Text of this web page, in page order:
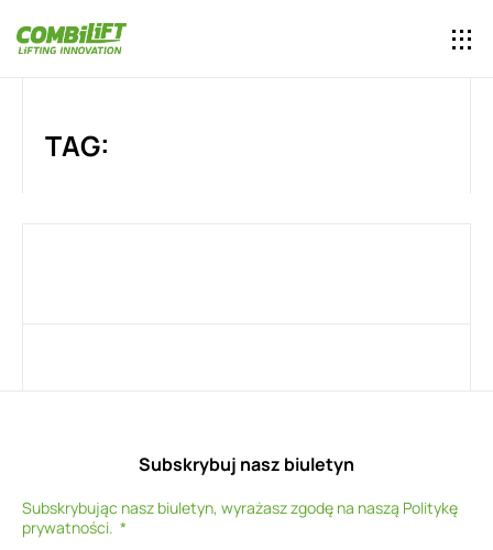
TAG:
Subskrybuj nasz biuletyn
Subskrybując nasz biuletyn, wyrażasz zgodę na naszą Politykę
prywatności.